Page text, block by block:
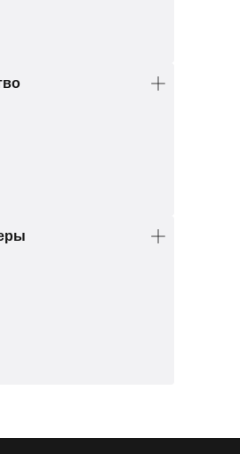
в темах и
задания.
— команда заботы
Решат организационные
и помогут пройти
конца.
на платформе, чтобы
темы и задания
и стажировки
чтобы наработать опыт
скиллы работодателям